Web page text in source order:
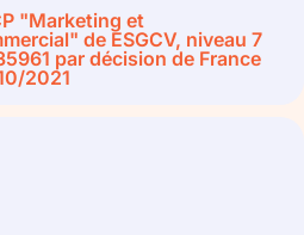
"Marketing et
de ESGCV, niveau 7
par décision de France
2021